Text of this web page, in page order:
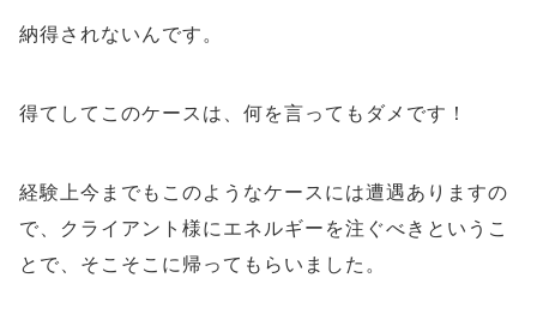
納得されないんです。
得てしてこのケースは、何を言ってもダメです！
経験上今までもこのようなケースには遭遇ありますの
で、クライアント様にエネルギーを注ぐべきというこ
とで、そこそこに帰ってもらいました。